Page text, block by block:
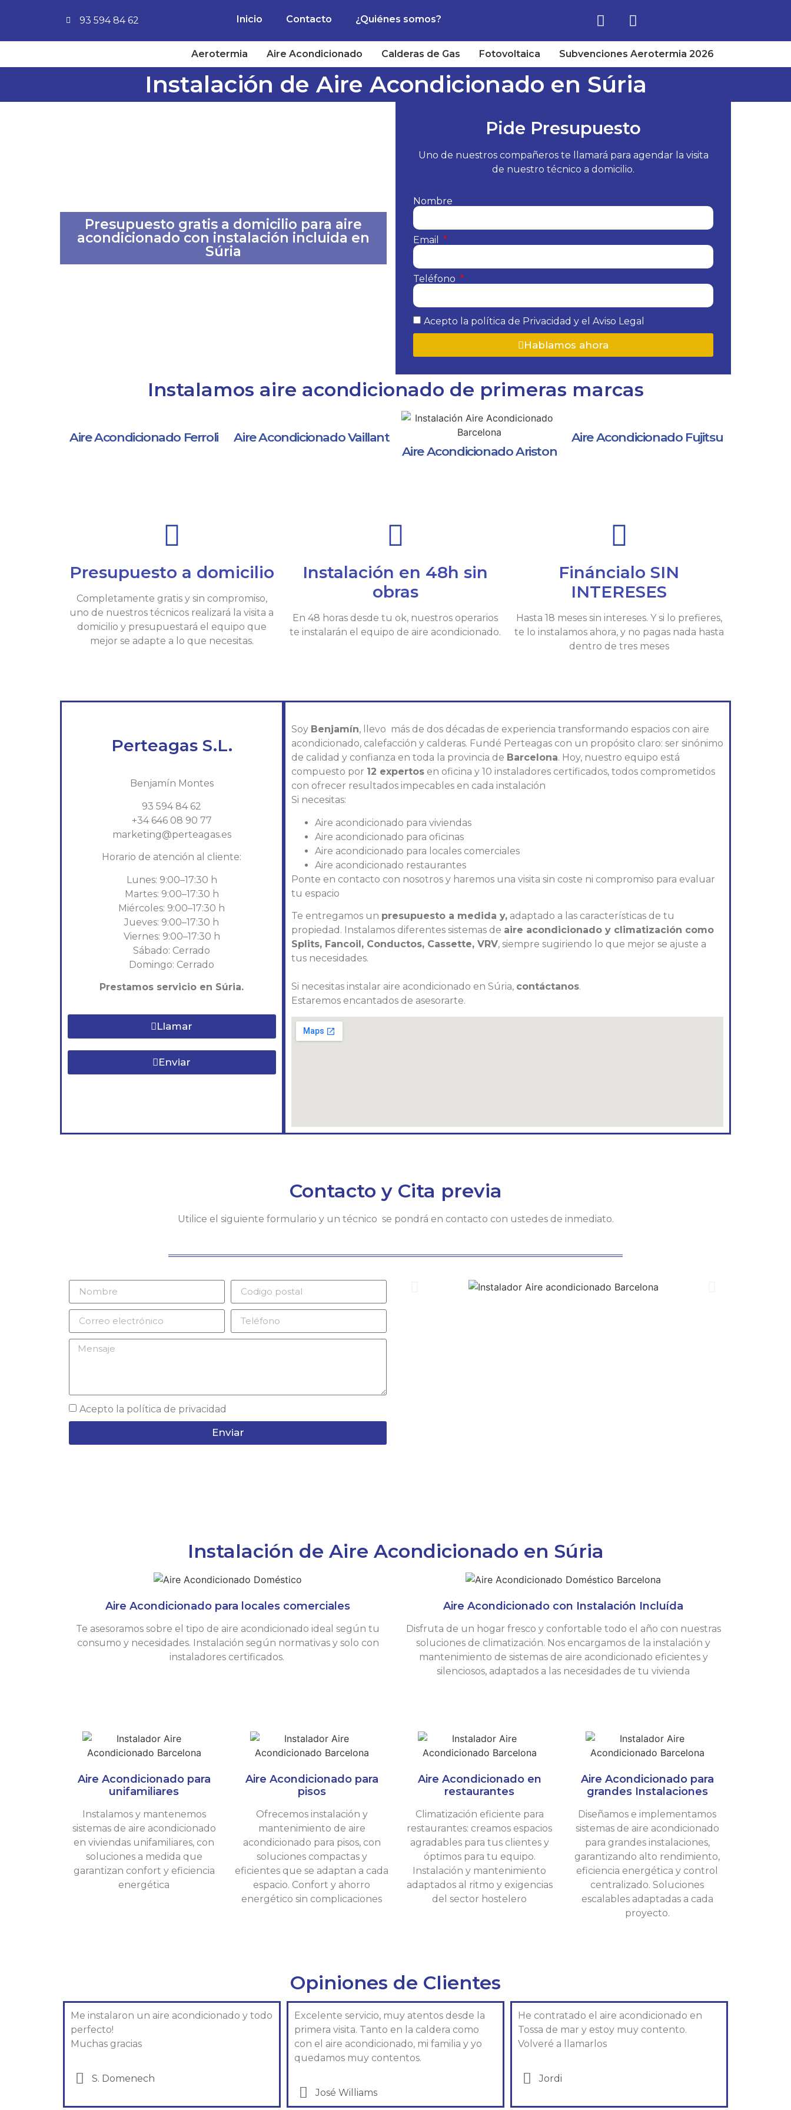
93 594 84 62 Inicio Contacto ¿Quiénes somos?
Aerotermia Aire Acondicionado Calderas de Gas Fotovoltaica Subvenciones Aerotermia 2026
Instalación de Aire Acondicionado en Súria
Presupuesto gratis a domicilio para aire
acondicionado con instalación incluida en
Súria
Pide Presupuesto
Uno de nuestros compañeros te llamará para agendar la visita
de nuestro técnico a domicilio.
Nombre
Email
Teléfono
Acepto la política de Privacidad y el Aviso Legal
Hablamos ahora
Instalamos aire acondicionado de primeras marcas
Aire Acondicionado Ferroli
Aire Acondicionado Vaillant
Aire Acondicionado Ariston
Aire Acondicionado Fujitsu
Presupuesto a domicilio
Completamente gratis y sin compromiso,
uno de nuestros técnicos realizará la visita a
domicilio y presupuestará el equipo que
mejor se adapte a lo que necesitas.
Instalación en 48h sin
obras
En 48 horas desde tu ok, nuestros operarios
te instalarán el equipo de aire acondicionado.
Fináncialo SIN
INTERESES
Hasta 18 meses sin intereses. Y si lo prefieres,
te lo instalamos ahora, y no pagas nada hasta
dentro de tres meses
Perteagas S.L.
Benjamín Montes
93 594 84 62
+34 646 08 90 77
marketing@perteagas.es
Horario de atención al cliente:
Lunes: 9:00–17:30 h
Martes: 9:00–17:30 h
Miércoles: 9:00–17:30 h
Jueves: 9:00–17:30 h
Viernes: 9:00–17:30 h
Sábado: Cerrado
Domingo: Cerrado
Prestamos servicio en Súria.
Llamar
Enviar
Soy Benjamín, llevo más de dos décadas de experiencia transformando espacios con aire
acondicionado, calefacción y calderas. Fundé Perteagas con un propósito claro: ser sinónimo
de calidad y confianza en toda la provincia de Barcelona. Hoy, nuestro equipo está
compuesto por 12 expertosen oficina y 10 instaladores certificados, todos comprometidos
con ofrecer resultados impecables en cada instalación
Si necesitas:
Aire acondicionado para viviendas
Aire acondicionado para oficinas
Aire acondicionado para locales comerciales
Aire acondicionado restaurantes
Ponte en contacto con nosotros y haremos una visita sin coste ni compromiso para evaluar
tu espacio
Te entregamos un presupuesto a medida y,adaptado a las características de tu
propiedad. Instalamos diferentes sistemas de aire acondicionado y climatización como
Splits, Fancoil, Conductos, Cassette, VRV, siempre sugiriendo lo que mejor se ajuste a
tus necesidades.
Si necesitas instalar aire acondicionado en Súria, contáctanos.
Estaremos encantados de asesorarte.
Contacto y Cita previa
Utilice el siguiente formulario y un técnico se pondrá en contacto con ustedes de inmediato.
Acepto la política de privacidad
Enviar
Instalación de Aire Acondicionado en Súria
Aire Acondicionado para locales comerciales
Te asesoramos sobre el tipo de aire acondicionado ideal según tu
consumo y necesidades. Instalación según normativas y solo con
instaladores certificados.
Aire Acondicionado con Instalación Incluída
Disfruta de un hogar fresco y confortable todo el año con nuestras
soluciones de climatización. Nos encargamos de la instalación y
mantenimiento de sistemas de aire acondicionado eficientes y
silenciosos, adaptados a las necesidades de tu vivienda
Aire Acondicionado para
unifamiliares
Instalamos y mantenemos
sistemas de aire acondicionado
en viviendas unifamiliares, con
soluciones a medida que
garantizan confort y eficiencia
energética
Aire Acondicionado para
pisos
Ofrecemos instalación y
mantenimiento de aire
acondicionado para pisos, con
soluciones compactas y
eficientes que se adaptan a cada
espacio. Confort y ahorro
energético sin complicaciones
Aire Acondicionado en
restaurantes
Climatización eficiente para
restaurantes: creamos espacios
agradables para tus clientes y
óptimos para tu equipo.
Instalación y mantenimiento
adaptados al ritmo y exigencias
del sector hostelero
Aire Acondicionado para
grandes Instalaciones
Diseñamos e implementamos
sistemas de aire acondicionado
para grandes instalaciones,
garantizando alto rendimiento,
eficiencia energética y control
centralizado. Soluciones
escalables adaptadas a cada
proyecto.
Opiniones de Clientes
Me instalaron un aire acondicionado y todo
perfecto!
Muchas gracias
S. Domenech
Excelente servicio, muy atentos desde la
primera visita. Tanto en la caldera como
con el aire acondicionado, mi familia y yo
quedamos muy contentos.
José Williams
He contratado el aire acondicionado en
Tossa de mar y estoy muy contento.
Volveré a llamarlos
Jordi